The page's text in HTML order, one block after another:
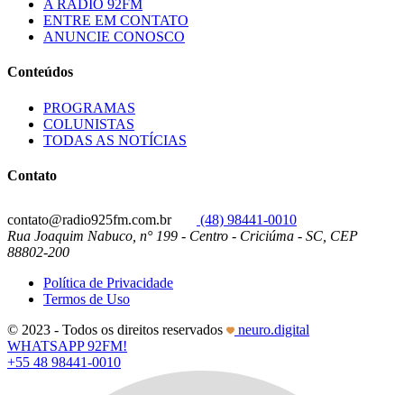
A RÁDIO 92FM
ENTRE EM CONTATO
ANUNCIE CONOSCO
Conteúdos
PROGRAMAS
COLUNISTAS
TODAS AS NOTÍCIAS
Contato
contato@radio925fm.com.br
(48) 98441-0010
Rua Joaquim Nabuco, n° 199 - Centro - Criciúma - SC, CEP
88802-200
Política de Privacidade
Termos de Uso
© 2023 - Todos os direitos reservados
neuro.digital
WHATSAPP 92FM!
+55 48 98441-0010